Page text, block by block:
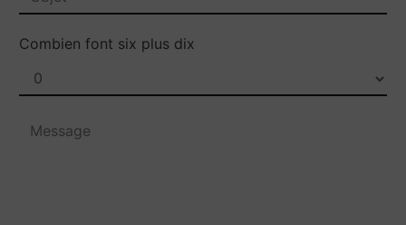
Combien font six plus dix